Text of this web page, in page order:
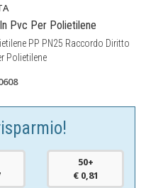
Pvc Per Polietilene
PP PN25 Raccordo Diritto
Polietilene
50+
€ 0,81